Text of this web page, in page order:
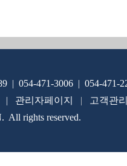
| 054-471-3006 | 054-471-
| 관리 자페이지 | 고객관리
All rights reserved.